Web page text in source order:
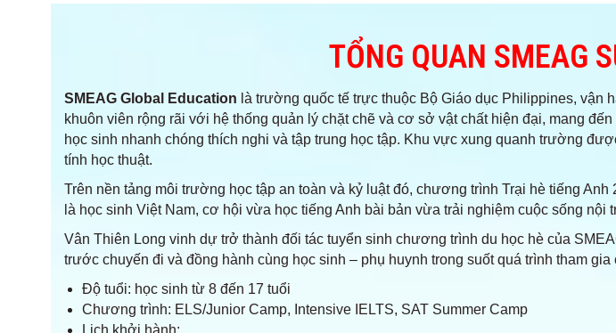
TỔNG QUAN SMEAG
SMEAG Global Education là trường quốc tế trực thuộc Bộ Giáo dục Philippines,
khuôn viên rộng rãi với hệ thống quản lý chặt chẽ và cơ sở vật chất hiện đại, mang
học sinh nhanh chóng thích nghi và tập trung học tập. Khu vực xung quanh trường
tính học thuật.
Trên nền tảng môi trường học tập an toàn và kỷ luật đó, chương trình Trại hè tiếng
là học sinh Việt Nam, cơ hội vừa học tiếng Anh bài bản vừa trải nghiệm cuộc sống nội
Vân Thiên Long vinh dự trở thành đối tác tuyển sinh chương trình du học hè của
trước chuyến đi và đồng hành cùng học sinh – phụ huynh trong suốt quá trình tham
Độ tuổi: học sinh từ 8 đến 17 tuổi
Chương trình: ELS/Junior Camp, Intensive IELTS, SAT Summer Camp
Lịch khởi hành: